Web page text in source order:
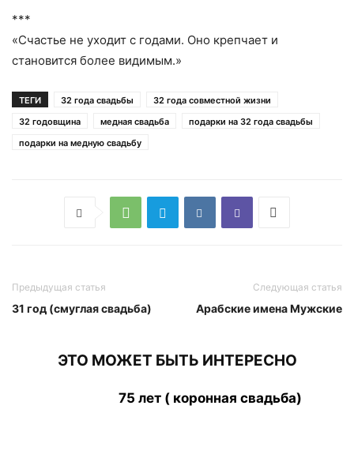
***
«Счастье не уходит с годами. Оно крепчает и
становится более видимым.»
ТЕГИ 32 года свадьбы
32 года совместной жизни
32 годовщина
медная свадьба
подарки на 32 года свадьбы
подарки на медную свадьбу
Предыдущая статья
31 год (смуглая свадьба)
Следующая статья
Арабские имена Мужские
ЭТО МОЖЕТ БЫТЬ ИНТЕРЕСНО
75 лет ( коронная свадьба)